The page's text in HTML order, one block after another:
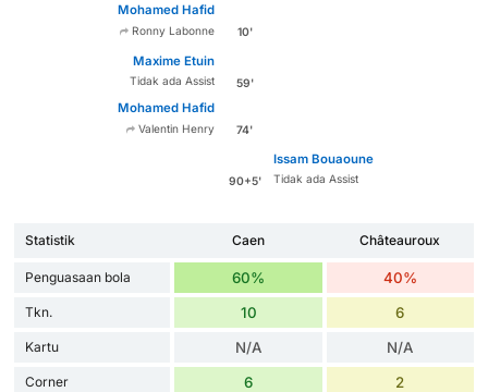
Mohamed Hafid
Ronny Labonne 10'
Maxime Etuin
Tidak ada Assist 59'
Mohamed Hafid
Valentin Henry 74'
90+5'
Issam Bouaoune
Tidak ada Assist
Statistik Caen Châteauroux
Penguasaan bola 60% 40%
Tkn. 10 6
Kartu N/A N/A
Corner 6 2